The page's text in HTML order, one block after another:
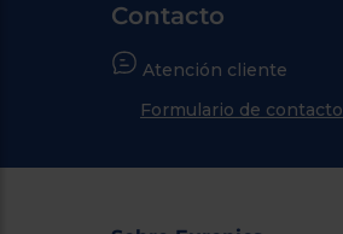
Contacto
Atención cliente
Formulario de contacto